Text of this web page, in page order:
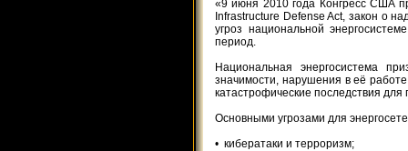
«9 июня 2010 года Конгресс США
Infrastructure Defense Act, закон о
угроз национальной
период.
Национальная энергосистема
значимости, нарушения в её
катастрофические последствия для
Основными угрозами для
• кибератаки и терроризм;